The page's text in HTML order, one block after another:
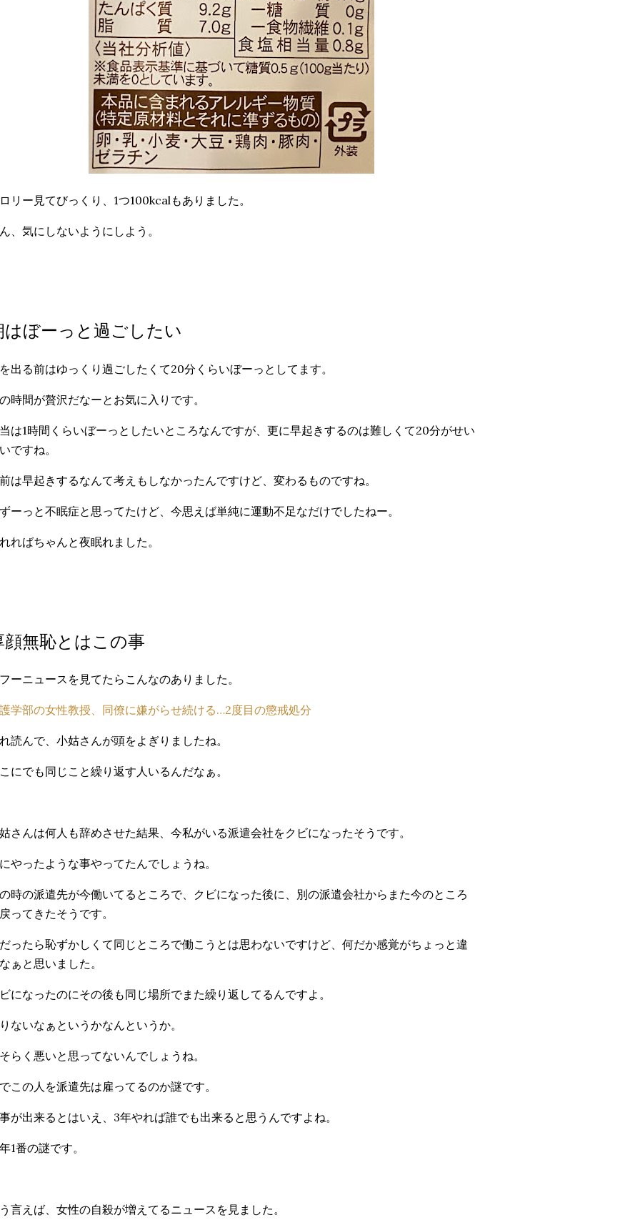
リー見てびっくり、1つ100kcalもありました。
、気にしないようにしよう。
はぼーっと過ごしたい
出る前はゆっくり過ごしたくて20分くらいぼーっとしてます。
時間が贅沢だなーとお気に入りです。
は1時間くらいぼーっとしたいところなんですが、更に早起きするのは難しくて20分がせい
ですね。
は早起きするなんて考えもしなかったんですけど、変わるものですね。
ーっと不眠症と思ってたけど、今思えば単純に運動不足なだけでしたねー。
ればちゃんと夜眠れました。
顔無恥とはこの事
ーニュースを見てたらこんなのありました。
学部の女性教授、同僚に嫌がらせ続ける…2度目の懲戒処分
読んで、小姑さんが頭をよぎりましたね。
にでも同じこと繰り返す人いるんだなぁ。
さんは何人も辞めさせた結果、今私がいる派遣会社をクビになったそうです。
やったような事やってたんでしょうね。
時の派遣先が今働いてるところで、クビになった後に、別の派遣会社からまた今のところ
ってきたそうです。
ったら恥ずかしくて同じところで働こうとは思わないですけど、何だか感覚がちょっと違
ぁと思いました。
になったのにその後も同じ場所でまた繰り返してるんですよ。
ないなぁというかなんというか。
らく悪いと思ってないんでしょうね。
この人を派遣先は雇ってるのか謎です。
が出来るとはいえ、3年やれば誰でも出来ると思うんですよね。
1番の謎です。
言えば、女性の自殺が増えてるニュースを見ました。